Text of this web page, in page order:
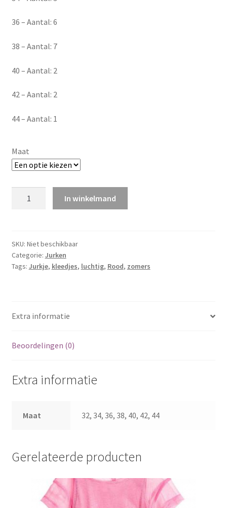
36 – Aantal: 6
38 – Aantal: 7
40 – Aantal: 2
42 – Aantal: 2
44 – Aantal: 1
Maat
In winkelmand
SKU: Niet beschikbaar
Categorie: Jurken
Tags: Jurkje, kleedjes, luchtig, Rood, zomers
Extra informatie
Beoordelingen (0)
Extra informatie
Maat 32, 34, 36, 38, 40, 42, 44
Gerelateerde producten